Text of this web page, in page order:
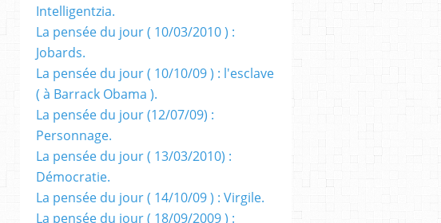
Intelligentzia.
La pensée du jour ( 10/03/2010 ) :
Jobards.
La pensée du jour ( 10/10/09 ) : l'esclave
( à Barrack Obama ).
La pensée du jour (12/07/09) :
Personnage.
La pensée du jour ( 13/03/2010) :
Démocratie.
La pensée du jour ( 14/10/09 ) : Virgile.
La pensée du jour ( 18/09/2009 ) :